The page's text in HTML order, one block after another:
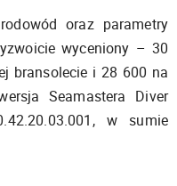
oraz parametry
wyceniony – 30
bransolecie i 28 600 na
Seamastera Diver
w sumie